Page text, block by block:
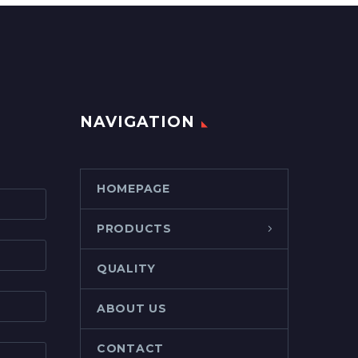
NAVIGATION
HOMEPAGE
PRODUCTS
QUALITY
ABOUT US
CONTACT